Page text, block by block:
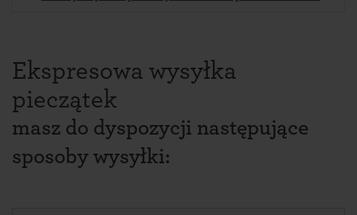
Ekspresowa wysyłka
pieczątek
masz do dyspozycji następujące
sposoby wysyłki: